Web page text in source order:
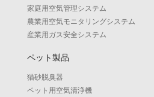
家庭用空気管理システム
農業用空気モニタリングシステム
産業用ガス安全システム
ペット製品
猫砂脱臭器
ペット用空気清浄機